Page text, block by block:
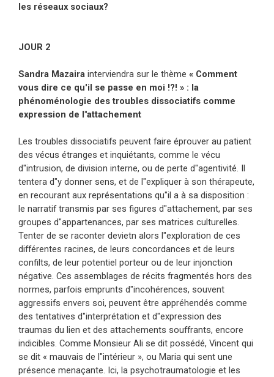
les réseaux sociaux?
JOUR 2
Sandra Mazaira interviendra sur le thème « Comment
vous dire ce qu'il se passe en moi !?! » : la
phénoménologie des troubles dissociatifs comme
expression de l"attachement
Les troubles dissociatifs peuvent faire éprouver au patient
des vécus étranges et inquiétants, comme le vécu
d"intrusion, de division interne, ou de perte d"agentivité. Il
tentera d"y donner sens, et de l"expliquer à son thérapeute,
en recourant aux représentations qu"il a à sa disposition :
le narratif transmis par ses figures d"attachement, par ses
groupes d"appartenances, par ses matrices culturelles.
Tenter de se raconter devietn alors l"exploration de ces
différentes racines, de leurs concordances et de leurs
confilts, de leur potentiel porteur ou de leur injonction
négative. Ces assemblages de récits fragmentés hors des
normes, parfois emprunts d"incohérences, souvent
aggressifs envers soi, peuvent être appréhendés comme
des tentatives d"interprétation et d"expression des
traumas du lien et des attachements souffrants, encore
indicibles. Comme Monsieur Ali se dit possédé, Vincent qui
se dit « mauvais de l"intérieur », ou Maria qui sent une
présence menaçante. Ici, la psychotraumatologie et les